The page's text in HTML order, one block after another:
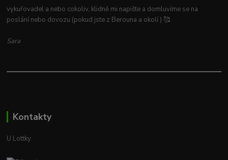
vykuřovadel a nebo cokoliv, klidně mi napište a domluvíme se na
poslání nebo dovozu (pokud jste z Berouna a okolí ) 🥰
Sara
Kontakty
U Lottky